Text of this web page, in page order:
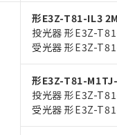
形E3Z-T81-IL3 2M
投光器 形E3Z-
受光器 形E3Z-
形E3Z-T81-
投光器 形E3Z-
受光器 形E3Z-